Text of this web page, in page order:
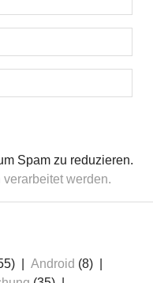
Spam zu reduzieren.
werden.
Android (8)